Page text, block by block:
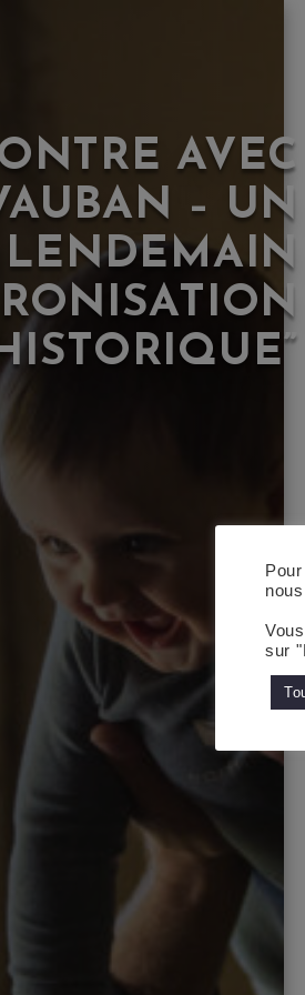
AVEC
– UN
LENDEMAIN
sur